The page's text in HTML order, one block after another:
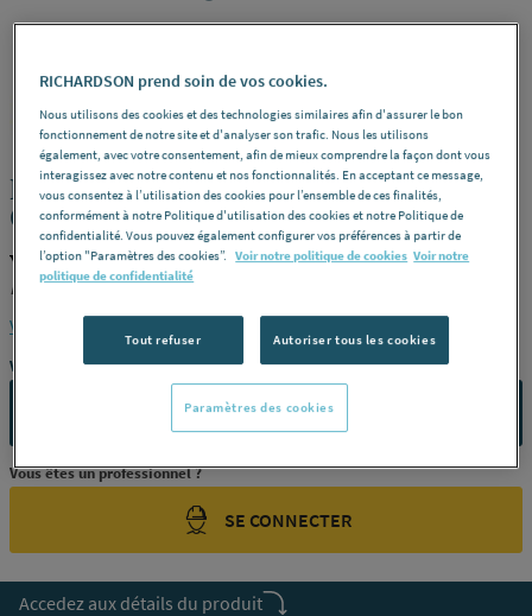
VIEGA REF : 287RX
PIECE DE TRANSITION AVEC SC-
CONTUR - FF - 4213.2
VIEGA 736293
Dimensionsø 28 x 1" (26 x 34 mm) -
Voir la description complète
Vous avez un projet ?
CONTACTEZ-NOUS
Vous êtes un professionnel ?
SE CONNECTER
Accedez aux détails du produit
RICHARDSON prend soin de vos cookies.
Nous utilisons des cookies et des technologies similaires afin d'assurer le bon
fonctionnement de notre site et d'analyser son trafic. Nous les utilisons
également, avec votre consentement, afin de mieux comprendre la façon dont vous
interagissez avec notre contenu et nos fonctionnalités. En acceptant ce message,
vous consentez à l’utilisation des cookies pour l’ensemble de ces finalités,
conformément à notre Politique d'utilisation des cookies et notre Politique de
confidentialité. Vous pouvez également configurer vos préférences à partir de
l’option "Paramètres des cookies”.
Voir notre politique de cookies Voir notre
politique de confidentialité
Tout refuser Autoriser tous les cookies
Paramètres des cookies